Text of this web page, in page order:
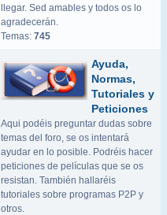
llegar. Sed amables y todos os lo
agradecerán.
Temas: 745
Ayuda,
Normas,
Tutoriales y
Peticiones
Aqui podéis preguntar dudas sobre
temas del foro, se os intentará
ayudar en lo posible. Podréis hacer
peticiones de películas que se os
resistan. También hallaréis
tutoriales sobre programas P2P y
otros.